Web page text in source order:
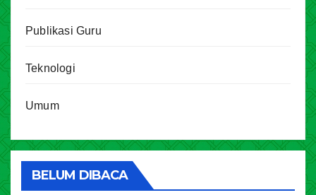
Publikasi Guru
Teknologi
Umum
BELUM DIBACA